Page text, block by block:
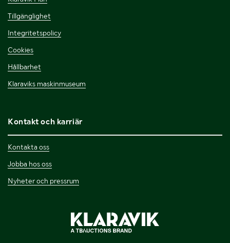
Tillgänglighet
Integritetspolicy
Cookies
Hållbarhet
Klaraviks maskinmuseum
Kontakt och karriär
Kontakta oss
Jobba hos oss
Nyheter och pressrum